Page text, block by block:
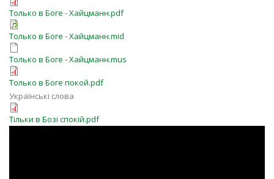
Только в Боге - Хайцманн.pdf
Только в Боге - Хайцманн.mid
Только в Боге - Хайцманн.mus
Только в Боге покой.pdf
Українські слова
Тільки в Бозі спокій.pdf